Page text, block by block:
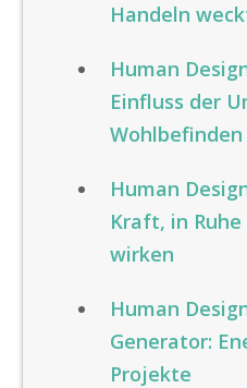
Handeln
Human
Einfluss der
Wohlbefinden
Human
Kraft, in
wirken
Human
Generator:
Projekte